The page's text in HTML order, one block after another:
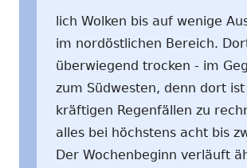
lich Wolken bis auf wenige
im nordöstlichen Bereich.
überwiegend trocken - im
zum Südwesten, denn dort
kräftigen Regenfällen zu
alles bei höchstens acht bis
Der Wochenbeginn verläuft